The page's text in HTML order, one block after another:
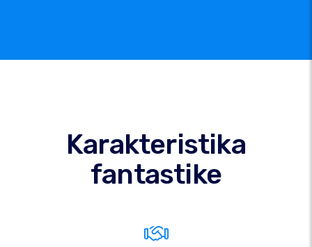
Karakteristika
fantastike